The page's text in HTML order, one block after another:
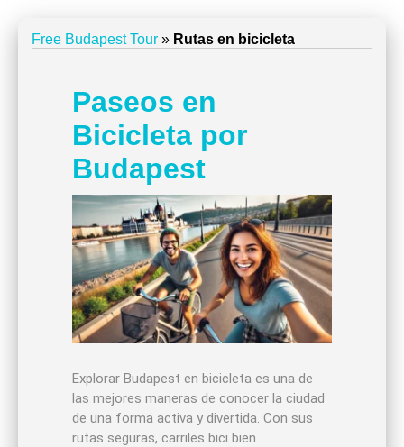
Free Budapest Tour » Rutas en bicicleta
Paseos en
Bicicleta por
Budapest
Explorar Budapest en bicicleta es una de
las mejores maneras de conocer la ciudad
de una forma activa y divertida. Con sus
rutas seguras, carriles bici bien